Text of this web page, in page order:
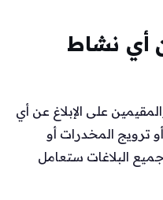
أي نشاط
على الإبلاغ عن أي
ترويج المخدرات أو
البلاغات ستعامل